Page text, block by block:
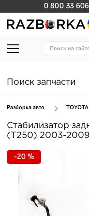
0 800 33
Поиск запчасти
Разборка авто TOYOTA
Стабилизатор
(T250) 2003-2009
-20 %